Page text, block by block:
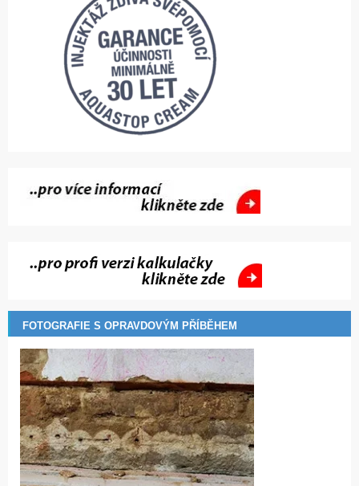
FOTOGRAFIE S OPRAVDOVÝM PŘÍBĚHEM